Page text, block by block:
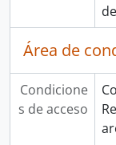
de
Área de
Condicione
s de acceso